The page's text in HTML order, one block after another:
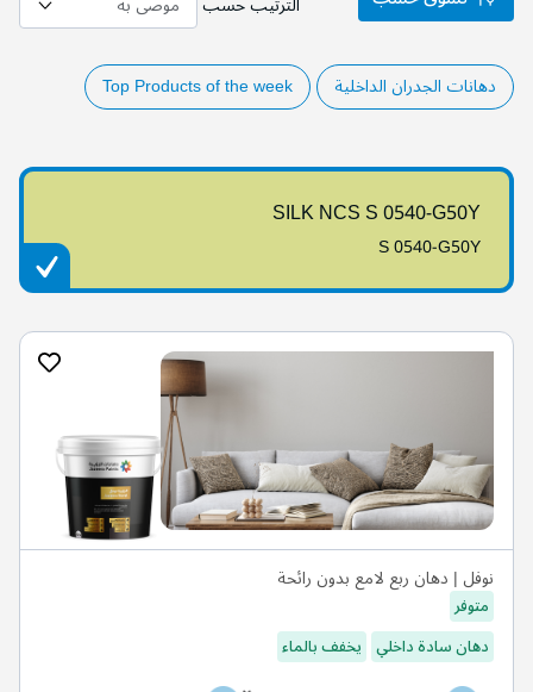
دهانات الجدران الداخلية Top Products of the week
SILK NCS S 0540-G50Y
S 0540-G50Y
نوفل | دهان ربع لامع بدون رائحة
متوفر
دهان سادة داخلي يخفف بالماء